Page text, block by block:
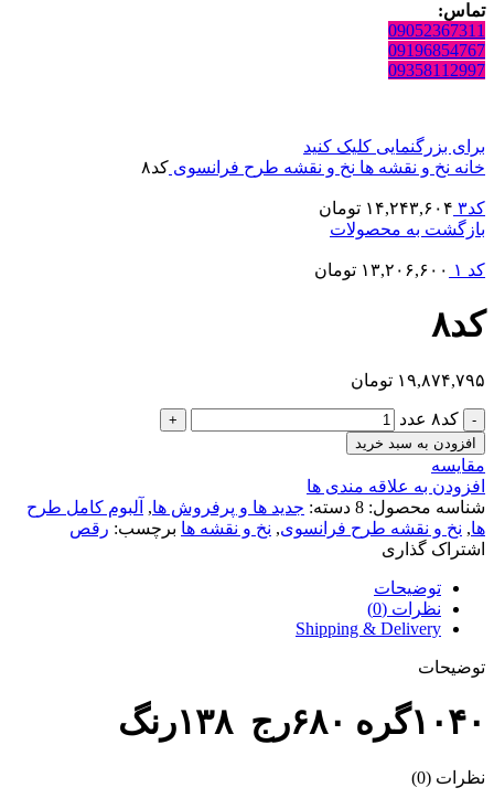
تماس:
09052367311
09196854767
09358112997
برای بزرگنمایی کلیک کنید
خانه نخ و نقشه ها نخ و نقشه طرح فرانسوی کد۸
کد۳ ۱۴,۲۴۳,۶۰۴ تومان
بازگشت به محصولات
کد ۱ ۱۳,۲۰۶,۶۰۰ تومان
کد۸
۱۹,۸۷۴,۷۹۵ تومان
کد۸ عدد
افزودن به سبد خرید
مقایسه
افزودن به علاقه مندی ها
شناسه محصول: 8 دسته: جدید ها و پرفروش ها, آلبوم کامل طرح
ها, نخ و نقشه طرح فرانسوی, نخ و نقشه ها برچسب: رقص
اشتراک گذاری
توضیحات
نظرات (0)
Shipping & Delivery
توضیحات
۱۰۴۰گره ۶۸۰رج ۱۳۸رنگ
نظرات (0)